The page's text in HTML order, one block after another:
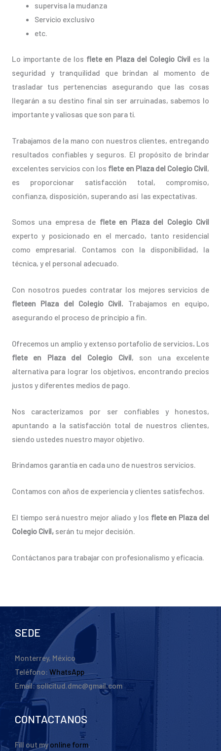
supervisa la mudanza
Servicio exclusivo
etc.
Lo importante de los flete en Plaza del Colegio Civil es la
seguridad y tranquilidad que brindan al momento de
trasladar tus pertenencias asegurando que las cosas
llegarán a su destino final sin ser arruinadas, sabemos lo
importante y valiosas que son para ti.
Trabajamos de la mano con nuestros clientes, entregando
resultados confiables y seguros. El propósito de brindar
excelentes servicios con los flete en Plaza del Colegio Civil,
es proporcionar satisfacción total, compromiso,
confianza, disposición, superando así las expectativas.
Somos una empresa de flete en Plaza del Colegio Civil
experto y posicionado en el mercado, tanto residencial
como empresarial. Contamos con la disponibilidad, la
técnica, y el personal adecuado.
Con nosotros puedes contratar los mejores servicios de
fleteen Plaza del Colegio Civil. Trabajamos en equipo,
asegurando el proceso de principio a fin.
Ofrecemos un amplio y extenso portafolio de servicios. Los
flete en Plaza del Colegio Civil, son una excelente
alternativa para lograr los objetivos, encontrando precios
justos y diferentes medios de pago.
Nos caracterizamos por ser confiables y honestos,
apuntando a la satisfacción total de nuestros clientes,
siendo ustedes nuestro mayor objetivo.
Brindamos garantía en cada uno de nuestros servicios.
Contamos con años de experiencia y clientes satisfechos.
El tiempo será nuestro mejor aliado y los flete en Plaza del
Colegio Civil, serán tu mejor decisión.
Contáctanos para trabajar con profesionalismo y eficacia.
SEDE
Monterrey, México
Teléfono: WhatsApp
Email: solicitud.dmc@gmail.com
CONTACTANOS
Fill out my online form.